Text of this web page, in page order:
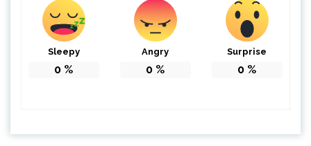
Sleepy
0 %
Angry
0 %
Surprise
0 %